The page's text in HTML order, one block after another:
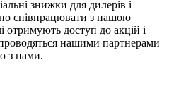
знижки для дилерів і
співпрацювати з нашою
отримують доступ до акцій і
нашими партнерами
з нами.